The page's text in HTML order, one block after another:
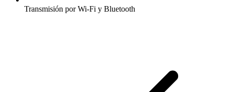
Transmisión por Wi-Fi y Bluetooth